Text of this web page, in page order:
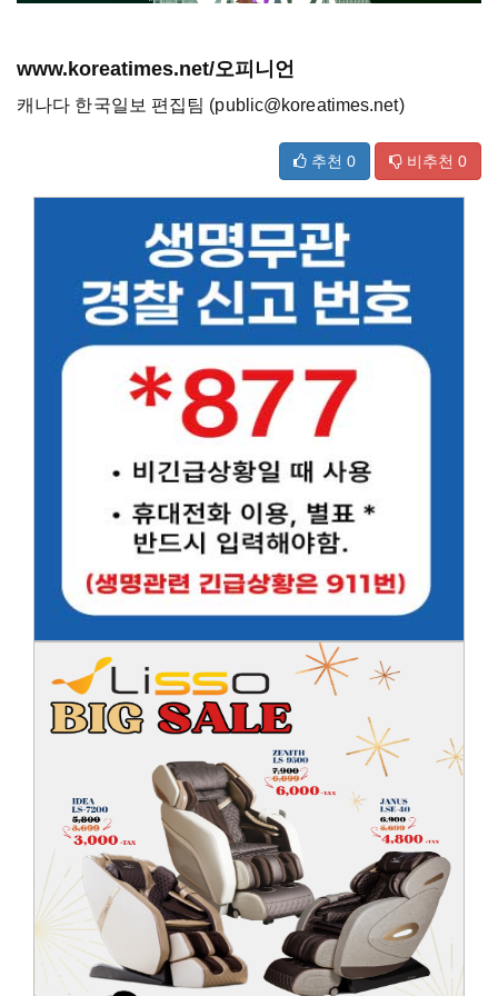
www.koreatimes.net/오피니언
캐나다 한국일보 편집팀 (public@koreatimes.net)
추천 0 비추천 0